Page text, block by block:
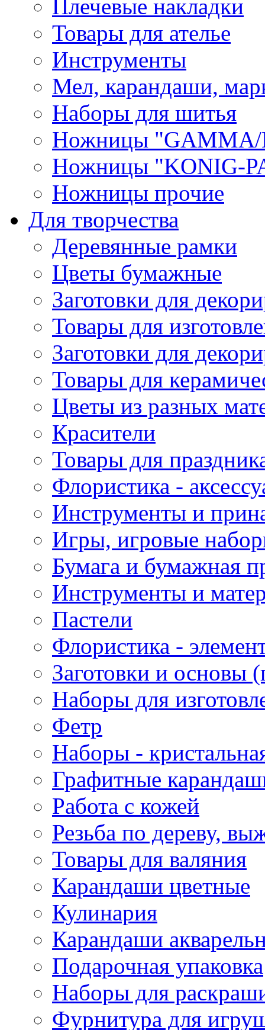
Плечевые накладки
Товары для ателье
Инструменты
Мел, карандаши,
Наборы для шитья
Ножницы "GAMMA/
Ножницы "KONIG-
Ножницы прочие
Для творчества
Деревянные рамки
Цветы бумажные
Заготовки для
Товары для
Заготовки для
Товары для
Цветы из разных
Красители
Товары для
Флористика -
Инструменты и
Игры, игровые
Бумага и бумажная
Инструменты и
Пастели
Флористика -
Заготовки и основы
Наборы для
Фетр
Наборы -
Графитные
Работа с кожей
Резьба по дереву,
Товары для валяния
Карандаши цветные
Кулинария
Карандаши
Подарочная упаковка
Наборы для
Фурнитура для